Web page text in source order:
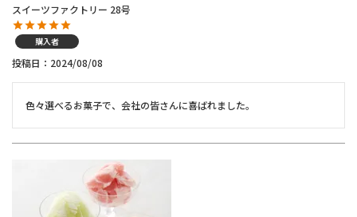
スイーツファクトリー 28号
購入者
投稿日 2024/08/08
色々選べるお菓子で、会社の皆さんに喜ばれました。